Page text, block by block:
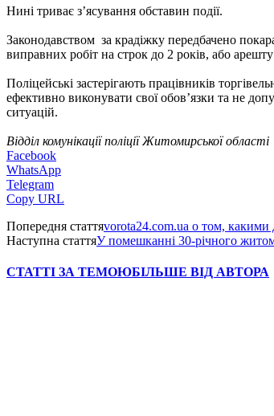
Нині триває з’ясування обставин події.
Законодавством за крадіжку передбачено
виправних робіт на строк до 2 років, або
Поліцейські застерігають працівників
ефективно виконувати свої обов’язки та не
ситуацій.
Відділ комунікації поліції Житомирської області
Facebook
WhatsApp
Telegram
Copy URL
Попередня статтяvorota24.com.ua о том, какими
Наступна статтяУ помешканні 30-річного
СТАТТІ ЗА ТЕМОЮБІЛЬШЕ ВІД АВТОРА